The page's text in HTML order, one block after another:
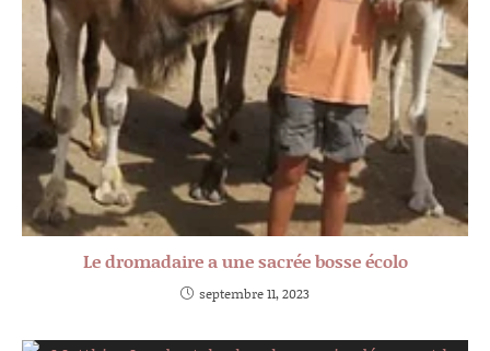
Le dromadaire a une sacrée bosse écolo
septembre 11, 2023